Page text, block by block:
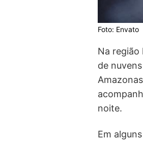
Foto: Envato
Na
de
noite.
Em